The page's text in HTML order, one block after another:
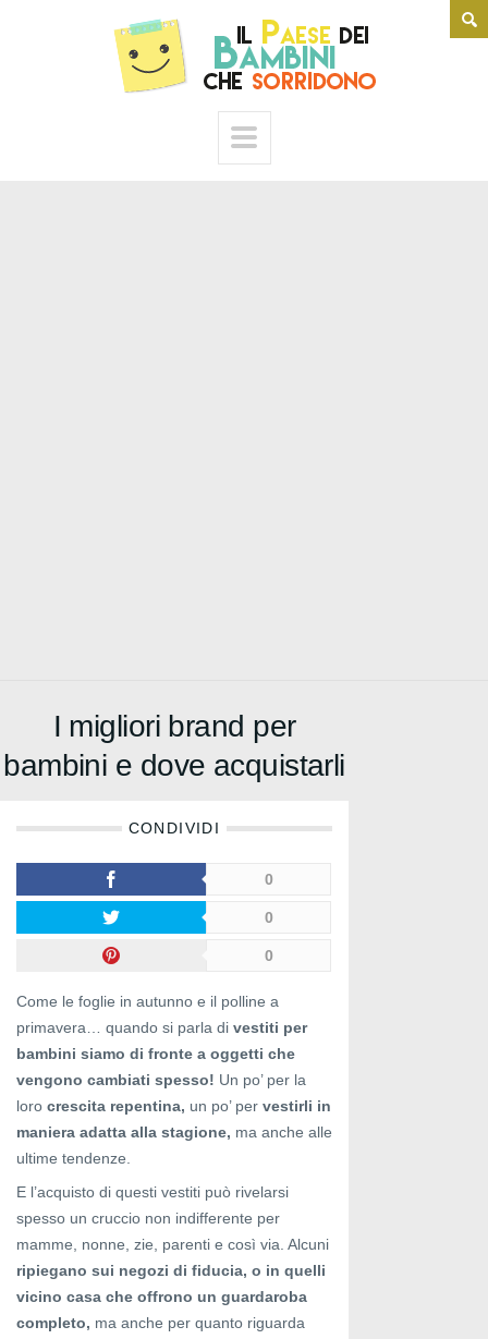
I migliori brand per
bambini e dove acquistarli
CONDIVIDI
0
0
0
Come le foglie in autunno e il polline a
primavera… quando si parla di vestiti per
bambini siamo di fronte a oggetti che
vengono cambiati spesso! Un po’ per la
loro crescita repentina, un po’ per vestirli in
maniera adatta alla stagione, ma anche alle
ultime tendenze.
E l’acquisto di questi vestiti può rivelarsi
spesso un cruccio non indifferente per
mamme, nonne, zie, parenti e così via. Alcuni
ripiegano sui negozi di fiducia, o in quelli
vicino casa che offrono un guardaroba
completo, ma anche per quanto riguarda